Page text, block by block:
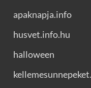
apaknapja.info
husvet.info.hu
halloween